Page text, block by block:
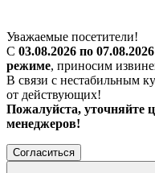
Уважаемые посетители!
С 03.08.2026 по
режиме, приносим
В связи с нестабильным
от действующих!
Пожалуйста, уточняйте
менеджеров!
Согласиться